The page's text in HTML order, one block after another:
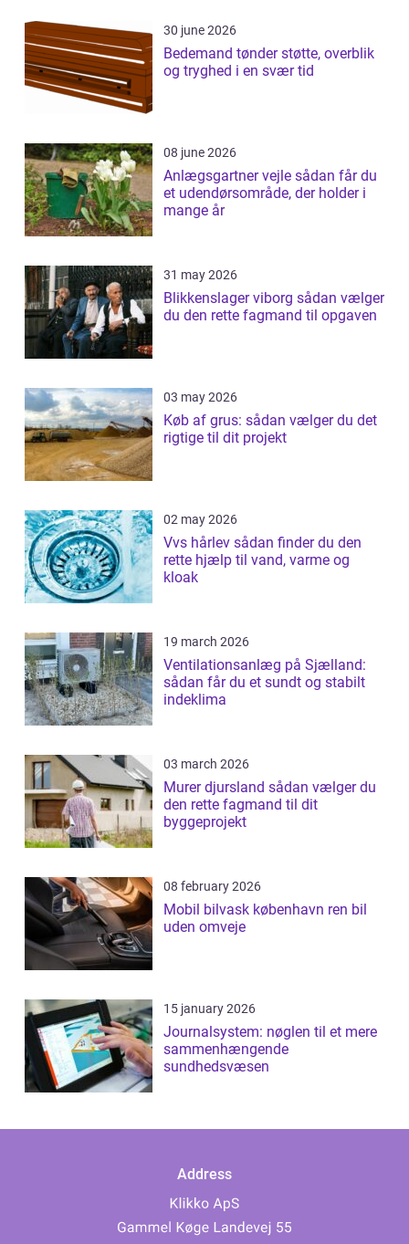
30 june 2026
Bedemand tønder støtte, overblik
og tryghed i en svær tid
08 june 2026
Anlægsgartner vejle sådan får du
et udendørsområde, der holder i
mange år
31 may 2026
Blikkenslager viborg sådan vælger
du den rette fagmand til opgaven
03 may 2026
Køb af grus: sådan vælger du det
rigtige til dit projekt
02 may 2026
Vvs hårlev sådan finder du den
rette hjælp til vand, varme og
kloak
19 march 2026
Ventilationsanlæg på Sjælland:
sådan får du et sundt og stabilt
indeklima
03 march 2026
Murer djursland sådan vælger du
den rette fagmand til dit
byggeprojekt
08 february 2026
Mobil bilvask københavn ren bil
uden omveje
15 january 2026
Journalsystem: nøglen til et mere
sammenhængende
sundhedsvæsen
Address